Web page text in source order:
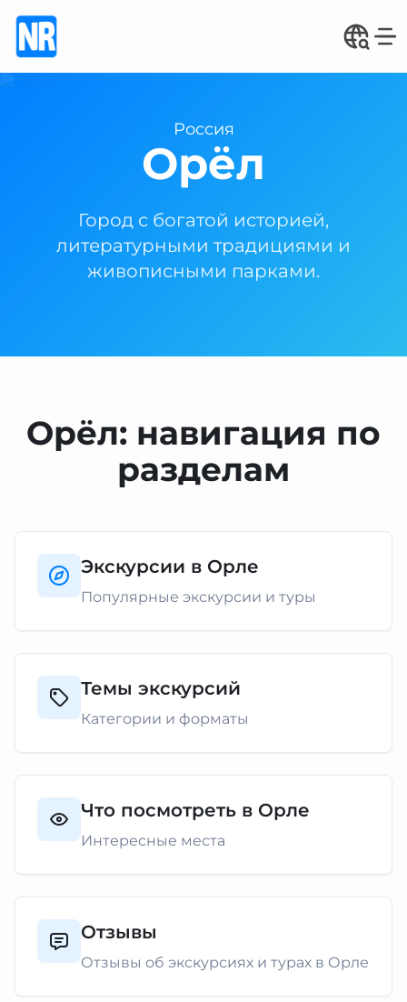
Россия
Орёл
Город с богатой историей,
литературными традициями и
живописными парками.
Орёл: навигация по
разделам
Экскурсии в Орле
Популярные экскурсии и туры
Темы экскурсий
Категории и форматы
Что посмотреть в Орле
Интересные места
Отзывы
Отзывы об экскурсиях и турах в Орле